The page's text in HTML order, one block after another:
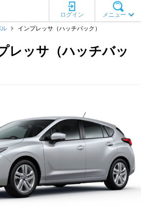
メニュー
ログイン
ル インプレッサ（ハッチバック）
レッサ（ハッチバッ